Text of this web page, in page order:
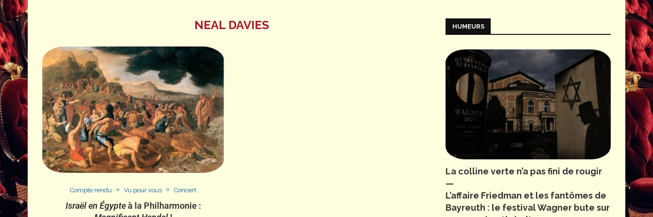
NEAL DAVIES
Compte rendu Vu pour vous Concert
Israël en Égypteà la Philharmonie :
HUMEURS
La colline verte n’a pas fini de rougir
—
L’affaire Friedman et les fantômes de
Bayreuth : le festival Wagner bute sur